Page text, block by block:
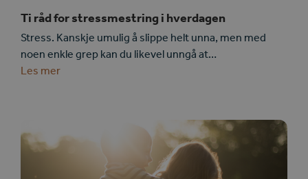
Ti råd for stressmestring i hverdagen
Stress. Kanskje umulig å slippe helt unna, men med
noen enkle grep kan du likevel unngå at…
Les mer